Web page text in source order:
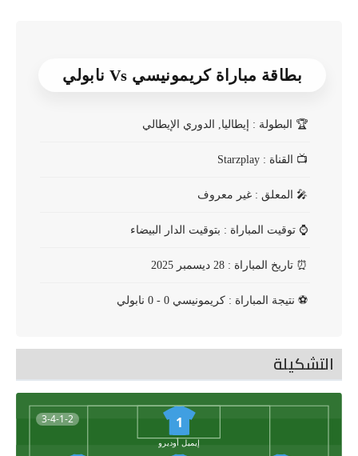
بطاقة مباراة كريمونيسي Vs نابولي
🏆 البطولة : إيطاليا, الدوري الإيطالي
📺 القناة : Starzplay
🎤 المعلق : غير معروف
⌚ توقيت المباراة : بتوقيت الدار البيضاء
⏰ تاريخ المباراة : 28 ديسمبر 2025
⚽ نتيجة المباراة : كريمونيسي 0 - 0 نابولي
التشكيلة
3-4-1-2 1
إيميل أوديرو